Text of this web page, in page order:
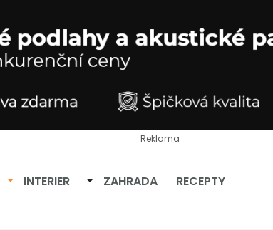
Reklama
Přepnout dropdown
INTERIER Přepnout dropdown
ZAHRADA RECEPTY